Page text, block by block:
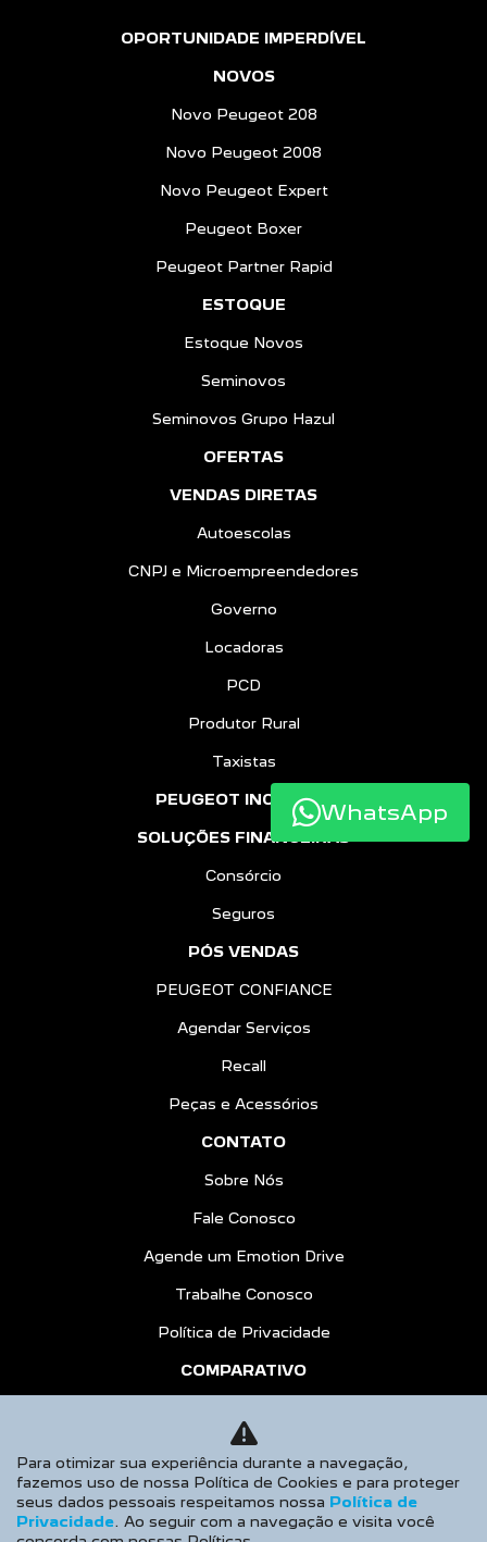
OPORTUNIDADE IMPERDÍVEL
NOVOS
Novo Peugeot 208
Novo Peugeot 2008
Novo Peugeot Expert
Peugeot Boxer
Peugeot Partner Rapid
ESTOQUE
Estoque Novos
Seminovos
Seminovos Grupo Hazul
OFERTAS
VENDAS DIRETAS
Autoescolas
CNPJ e Microempreendedores
Governo
Locadoras
PCD
Produtor Rural
Taxistas
PEUGEOT INCLUSÃO
SOLUÇÕES FINANCEIRAS
Consórcio
Seguros
PÓS VENDAS
PEUGEOT CONFIANCE
Agendar Serviços
Recall
Peças e Acessórios
CONTATO
Sobre Nós
Fale Conosco
Agende um Emotion Drive
Trabalhe Conosco
Política de Privacidade
COMPARATIVO
AGENDE UM TEST DRIVE
Desacelere. Seu bem maior é a vida.
WhatsApp
Para otimizar sua experiência durante a navegação,
fazemos uso de nossa Política de Cookies e para proteger
seus dados pessoais respeitamos nossa Política de
Privacidade. Ao seguir com a navegação e visita você